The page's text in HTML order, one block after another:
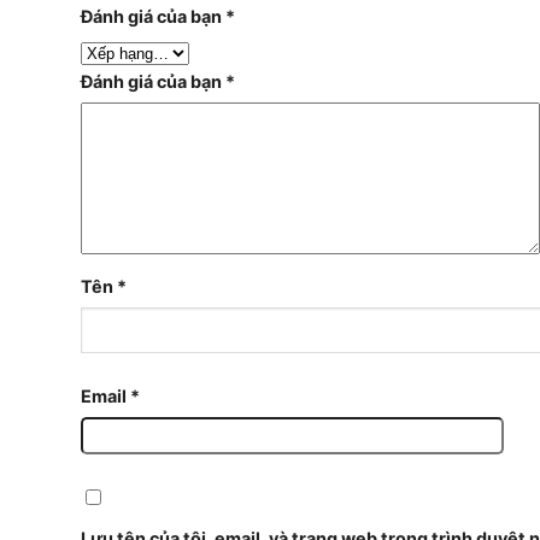
Đánh giá của bạn *
Đánh giá của bạn *
Tên *
Email *